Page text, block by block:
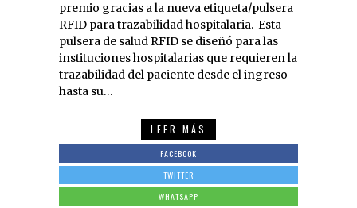
premio gracias a la nueva etiqueta/pulsera
RFID para trazabilidad hospitalaria. Esta
pulsera de salud RFID se diseñó para las
instituciones hospitalarias que requieren la
trazabilidad del paciente desde el ingreso
hasta su…
LEER MÁS
FACEBOOK
TWITTER
WHATSAPP